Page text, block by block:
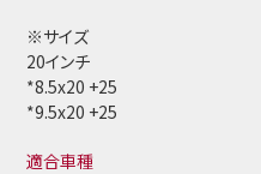
※サイズ
20インチ
*8.5x20 +25
*9.5x20 +25
適合車種